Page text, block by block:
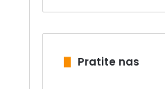
Pratite nas